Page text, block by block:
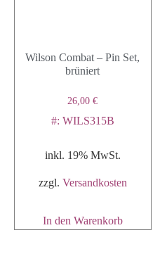
Wilson Combat – Pin Set,
brüniert
26,00€
#: WILS315B
inkl. 19% MwSt.
zzgl. Versandkosten
In den Warenkorb